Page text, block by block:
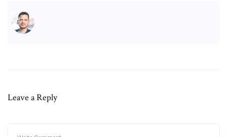
Leave a Reply